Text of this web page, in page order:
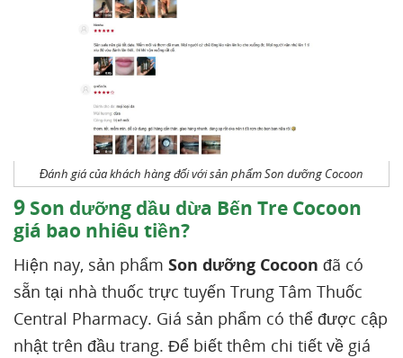
Đánh giá của khách hàng đối với sản phẩm Son dưỡng Cocoon
9 Son dưỡng dầu dừa Bến Tre Cocoon
giá bao nhiêu tiền?
Hiện nay, sản phẩm Son dưỡng Cocoon đã có
sẵn tại nhà thuốc trực tuyến Trung Tâm Thuốc
Central Pharmacy. Giá sản phẩm có thể được cập
nhật trên đầu trang. Để biết thêm chi tiết về giá